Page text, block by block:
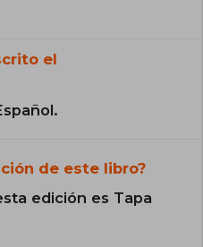
el
de este libro?
edición es Tapa